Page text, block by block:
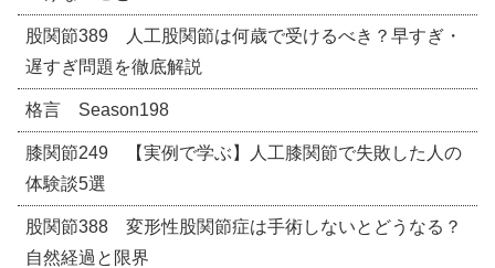
股関節389 人工股関節は何歳で受けるべき？早すぎ・
遅すぎ問題を徹底解説
格言 Season198
膝関節249 【実例で学ぶ】人工膝関節で失敗した人の
体験談5選
股関節388 変形性股関節症は手術しないとどうなる？
自然経過と限界